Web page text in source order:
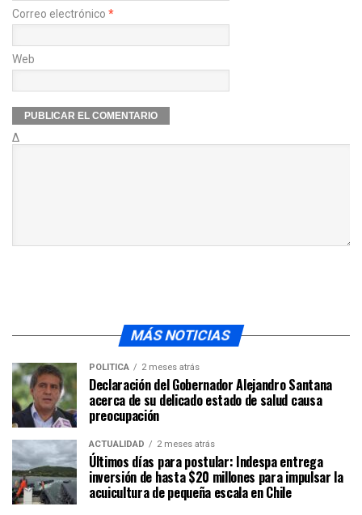
Correo electrónico *
Web
Δ
MÁS NOTICIAS
POLÍTICA 2 meses atrás
Declaración del Gobernador Alejandro Santana
acerca de su delicado estado de salud causa
preocupación
ACTUALIDAD 2 meses atrás
Últimos días para postular: Indespa entrega
inversión de hasta $20 millones para impulsar la
acuicultura de pequeña escala en Chile